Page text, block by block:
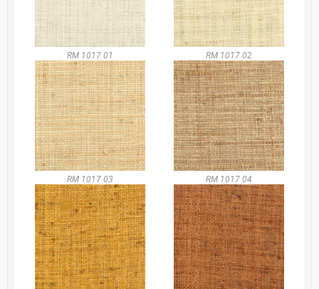
RM 1017 01 RM 1017 02
RM 1017 03 RM 1017 04